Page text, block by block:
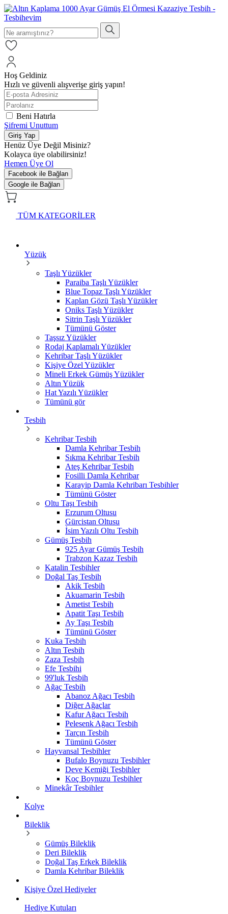
Hoş Geldiniz
Hızlı ve güvenli alışverişe giriş yapın!
Beni Hatırla
Şifremi Unuttum
Giriş Yap
Henüz Üye Değil Misiniz?
Kolayca üye olabilirsiniz!
Hemen Üye Ol
Facebook ile Bağlan
Google ile Bağlan
TÜM KATEGORİLER
Yüzük
Taşlı Yüzükler
Paraiba Taşlı Yüzükler
Blue Topaz Taşlı Yüzükler
Kaplan Gözü Taşlı Yüzükler
Oniks Taşlı Yüzükler
Sitrin Taşlı Yüzükler
Tümünü Göster
Taşsız Yüzükler
Rodaj Kaplamalı Yüzükler
Kehribar Taşlı Yüzükler
Kişiye Özel Yüzükler
Mineli Erkek Gümüş Yüzükler
Altın Yüzük
Hat Yazılı Yüzükler
Tümünü gör
Tesbih
Kehribar Tesbih
Damla Kehribar Tesbih
Sıkma Kehribar Tesbih
Ateş Kehribar Tesbih
Fosilli Damla Kehribar
Karayip Damla Kehribarı Tesbihler
Tümünü Göster
Oltu Taşı Tesbih
Erzurum Oltusu
Gürcistan Oltusu
İsim Yazılı Oltu Tesbih
Gümüş Tesbih
925 Ayar Gümüş Tesbih
Trabzon Kazaz Tesbih
Katalin Tesbihler
Doğal Taş Tesbih
Akik Tesbih
Akuamarin Tesbih
Ametist Tesbih
Apatit Taşı Tesbih
Ay Taşı Tesbih
Tümünü Göster
Kuka Tesbih
Altın Tesbih
Zaza Tesbih
Efe Tesbihi
99'luk Tesbih
Ağaç Tesbih
Abanoz Ağacı Tesbih
Diğer Ağaçlar
Kafur Ağacı Tesbih
Pelesenk Ağacı Tesbih
Tarçın Tesbih
Tümünü Göster
Hayvansal Tesbihler
Bufalo Boynuzu Tesbihler
Deve Kemiği Tesbihler
Koç Boynuzu Tesbihler
Minekâr Tesbihler
Kolye
Bileklik
Gümüş Bileklik
Deri Bileklik
Doğal Taş Erkek Bileklik
Damla Kehribar Bileklik
Kişiye Özel Hediyeler
Hediye Kutuları